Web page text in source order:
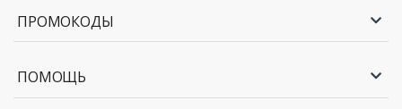
ПРОМОКОДЫ
ПОМОЩЬ